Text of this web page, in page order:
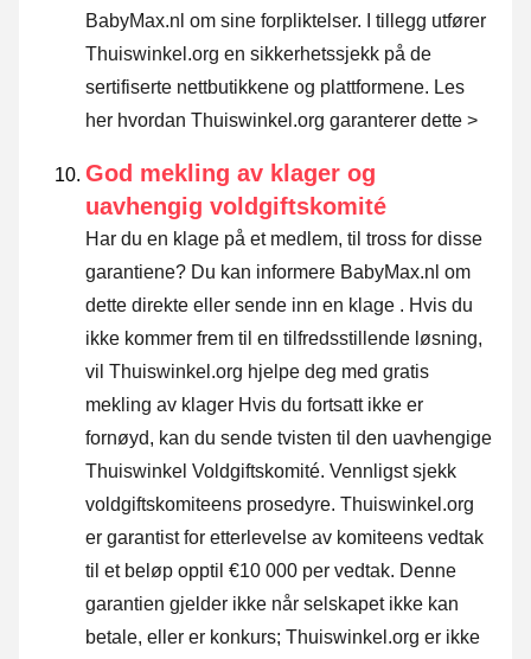
BabyMax.nl om sine forpliktelser. I tillegg utfører
Thuiswinkel.org en sikkerhetssjekk på de
sertifiserte nettbutikkene og plattformene. Les
her hvordan Thuiswinkel.org garanterer dette >
God mekling av klager og
uavhengig voldgiftskomité
Har du en klage på et medlem, til tross for disse
garantiene? Du kan informere BabyMax.nl om
dette direkte eller sende inn en klage . Hvis du
ikke kommer frem til en tilfredsstillende løsning,
vil Thuiswinkel.org hjelpe deg med gratis
mekling av klager Hvis du fortsatt ikke er
fornøyd, kan du sende tvisten til den uavhengige
Thuiswinkel Voldgiftskomité. Vennligst sjekk
voldgiftskomiteens prosedyre. Thuiswinkel.org
er garantist for etterlevelse av komiteens vedtak
til et beløp opptil €10 000 per vedtak. Denne
garantien gjelder ikke når selskapet ikke kan
betale, eller er konkurs; Thuiswinkel.org er ikke